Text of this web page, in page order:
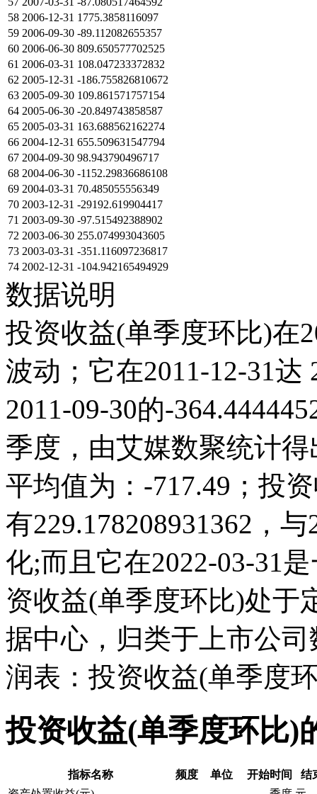
58 2006-12-31 1775.3858116097
59 2006-09-30 -89.112082655357
60 2006-06-30 809.650577702525
61 2006-03-31 108.047233372832
62 2005-12-31 -186.755826810672
63 2005-09-30 109.861571757154
64 2005-06-30 -20.849743858587
65 2005-03-31 163.688562162274
66 2004-12-31 655.509631547794
67 2004-09-30 98.943790496717
68 2004-06-30 -1152.29836686108
69 2004-03-31 70.485055556349
70 2003-12-31 -29192.619904417
71 2003-09-30 -97.515492388902
72 2003-06-30 255.074993043605
73 2003-03-31 -351.116097236817
74 2002-12-31 -104.942165494929
数据说明
投资收益(单季度环比)在
波动；它在2011-12-31达
2011-09-30的-
季度，由艾媒数聚统计得
平均值为：-717.49；投
有229.178208931362，
化;而且它在2022-03-31
资收益(单季度环比)处于
据中心，归类于上市公
润表：投资收益(单季度
投资收益(单季度环比)
指标名称 频度 单位 开始时间
结